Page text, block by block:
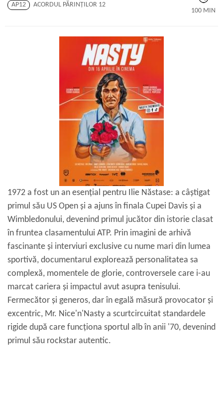
AP12
ACORDUL PĂRINŢILOR 12
100 MIN
1972 a fost un an esențial pentru Ilie Năstase: a câștigat
primul său US Open și a ajuns în finala Cupei Davis și a
Wimbledonului, devenind primul jucător din istorie clasat
în fruntea clasamentului ATP. Prin imagini de arhivă
fascinante și interviuri exclusive cu nume mari din lumea
sportivă, documentarul explorează personalitatea sa
complexă, momentele de glorie, controversele care i-au
marcat cariera și impactul avut asupra tenisului.
Fermecător și generos, dar în egală măsură provocator și
excentric, Mr. Nice'n'Nasty a scurtcircuitat standardele
rigide după care funcționa sportul alb în anii '70, devenind
primul său rockstar autentic.